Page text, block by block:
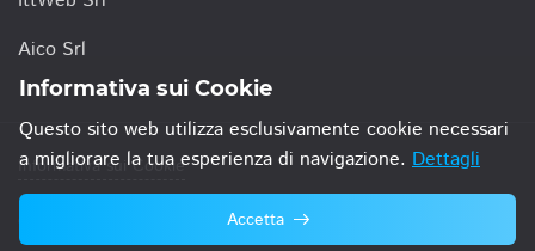
Aico Srl
Informativa sui Cookie
© 2021 TIM San Marino S.p.A.
Informativa sui Cookie
Questo sito web utilizza esclusivamente cookie necessari
a migliorare la tua esperienza di navigazione. Dettagli
Accetta